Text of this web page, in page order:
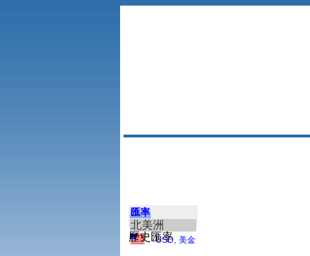
匯率
北美洲
USD 美金
歷史匯率